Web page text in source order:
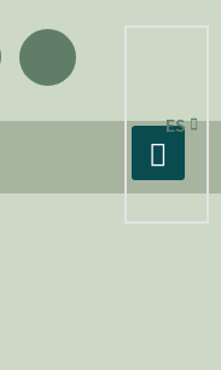
ES